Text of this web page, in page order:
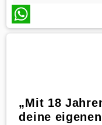
WhatsApp
„Mit 18
deine